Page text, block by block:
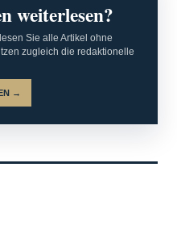
weiterlesen?
Sie alle Artikel ohne
zugleich die redaktionelle
→